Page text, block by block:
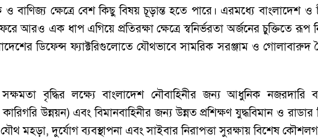
বাণিজ্য ক্ষেত্রে বেশ কিছু বিষয় চূড়ান্ত হতে পারে। এরমধ্যে বাংলাদেশ
আরও এক ধাপ এগিয়ে প্রতিরক্ষা ক্ষেত্রে স্বনির্ভরতা অর্জনের চুক্তিতে রূপ
ডিফেন্স ফ্যাক্টরিগুলোতে যৌথভাবে সামরিক সরঞ্জাম ও গোলাবারুদ
বৃদ্ধির লক্ষ্যে বাংলাদেশ নৌবাহিনীর জন্য আধুনিক নজরদারি
উন্নয়ন) এবং বিমানবাহিনীর জন্য উন্নত প্রশিক্ষণ যুদ্ধবিমান ও
যৌথ মহড়া, দুর্যোগ ব্যবস্থাপনা এবং সাইবার নিরাপত্তা সুরক্ষায় বিশেষ